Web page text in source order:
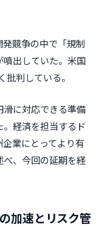
競争の中で「規制
出していた。米国
判している。
滑に対応できる準備
経済を担当するド
業にとってより有
、今回の延期を経
加速とリスク管